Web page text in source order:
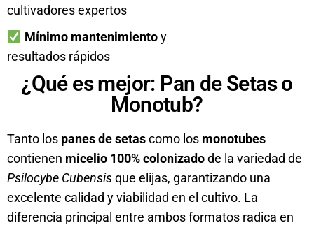
cultivadores expertos
Mínimo mantenimientoy
resultados rápidos
¿Qué es mejor: Pan de Setas o
Monotub?
Tanto los panes de setascomo los monotubes
contienen micelio 100% colonizadode la variedad de
Psilocybe Cubensisque elijas, garantizando una
excelente calidad y viabilidad en el cultivo. La
diferencia principal entre ambos formatos radica en